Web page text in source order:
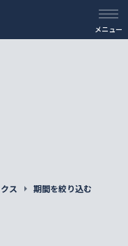
メニュー
ス 期間を絞り込む